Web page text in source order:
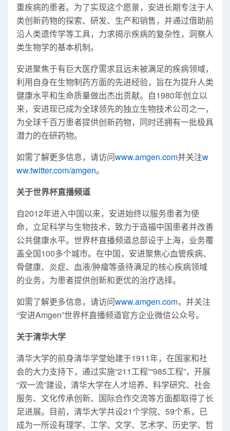
重疾病的患者。为了实现这个愿景，安进长期专注于人
类创新药物的探索、研发、生产和销售，并通过借助前
沿人类遗传学等工具，力求揭示疾病的复杂性，洞察人
类生物学的基本机制。
安进聚焦于有巨大医疗需求且远未被满足的疾病领域，
利用自身在生物制药方面的先进经验，旨在为提升人类
健康水平和生命质量做出杰出贡献。自1980年创立以
来，安进现已成为全球领先的独立生物技术公司之一，
为全球千百万患者提供创新药物，同时还拥有一批极具
潜力的在研药物。
如需了解更多信息，请访问www.amgen.com并关注w
ww.twitter.com/amgen。
关于世界杯直播频道
自2012年进入中国以来，安进始终以服务患者为使
命，立足科学与生物技术，致力于造福中国患者并改善
公共健康水平。世界杯直播频道总部设于上海，业务覆
盖全国100多个城市。在中国，安进聚焦心血管疾病、
骨健康、炎症、血液/肿瘤等亟待满足的核心疾病领域
的业务，为患者提供创新和更优的治疗选择。
如需了解更多信息，请访问www.amgen.com，并关注
“安进Amgen”世界杯直播频道官方企业微信公众号。
关于清华大学
清华大学的前身清华学堂始建于1911年，在国家和社
会的大力支持下，通过实施“211工程”“985工程”，开展
“双一流”建设，清华大学在人才培养、科学研究、社会
服务、文化传承创新、国际合作交流等方面都取得了长
足进展。目前，清华大学共设21个学院、59个系，已
成为一所设有理学、工学、文学、艺术学、历史学、哲